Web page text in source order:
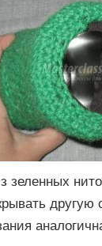
зеленных
другую